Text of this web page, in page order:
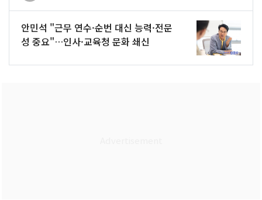
안민석 "근무 연수·순번 대신 능력·전문
성 중요"…인사·교육청 문화 쇄신